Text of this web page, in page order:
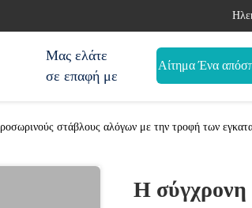
Μας ελάτε
σε επαφή με
Αίτημα Ένα
στάβλους αλόγων με την τροφή των
Η σύγχρονη